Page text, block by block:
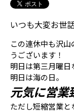
いつも大変お世
この連休中も沢
うございます！
明日は第三月曜日
明日は海の日。
元気に営業
ただし短縮営業と